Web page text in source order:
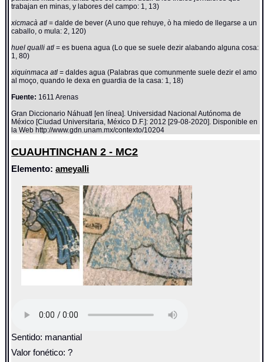
trabajan en minas, y labores del campo: 1, 13)
xicmacà atl= dalde de bever (A uno que rehuye, ò ha miedo de llegarse a un
caballo, o mula: 2, 120)
huel qualli atl= es buena agua (Lo que se suele dezir alabando alguna cosa:
1, 80)
xiquinmaca atl= daldes agua (Palabras que comunmente suele dezir el amo
al moço, quando le dexa en guardia de la casa: 1, 18)
Fuente: 1611 Arenas
Gran Diccionario Náhuatl [en línea]. Universidad Nacional Autónoma de
México [Ciudad Universitaria, México D.F.]: 2012 [29-08-2020]. Disponible en
la Web http://www.gdn.unam.mx/contexto/10204
CUAUHTINCHAN 2 - MC2
Elemento:ameyalli
Sentido: manantial
Valor fonético: ?